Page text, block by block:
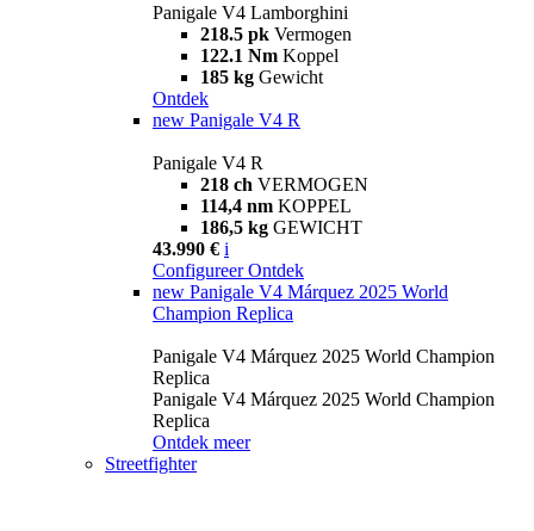
Panigale V4 Lamborghini
218.5 pk Vermogen
122.1 Nm Koppel
185 kg Gewicht
Ontdek
new Panigale V4 R
Panigale V4 R
218 ch VERMOGEN
114,4 nm KOPPEL
186,5 kg GEWICHT
43.990 € i
Configureer Ontdek
new Panigale V4 Márquez 2025 World
Champion Replica
Panigale V4 Márquez 2025 World Champion
Replica
Panigale V4 Márquez 2025 World Champion
Replica
Ontdek meer
Streetfighter